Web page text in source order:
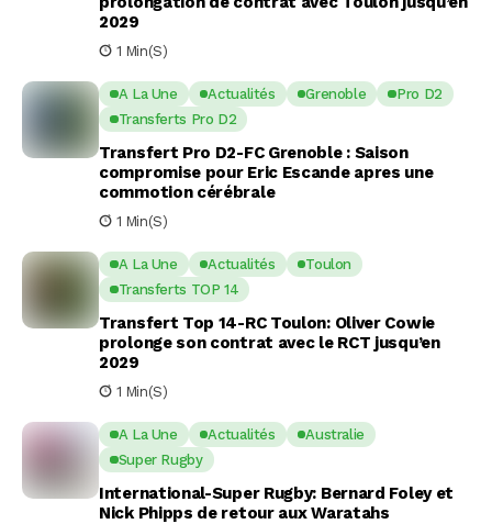
2029
1 Min(s)
A La Une Actualités Grenoble
Pro D2
Transferts Pro D2
Transfert Pro D2-FC Grenoble : Saison
compromise pour Eric Escande apres une
commotion cérébrale
1 Min(s)
A La Une Actualités
Toulon
Transferts TOP 14
Transfert Top 14-RC Toulon: Oliver Cowie
prolonge son contrat avec le RCT jusqu’en
2029
1 Min(s)
A La Une Actualités
Australie
Super Rugby
International-Super Rugby: Bernard Foley et
Nick Phipps de retour aux Waratahs